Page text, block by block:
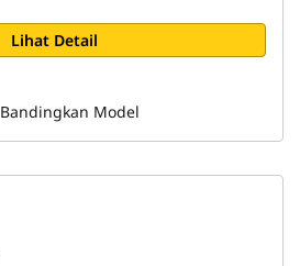
Lihat Detail
Bandingkan Model